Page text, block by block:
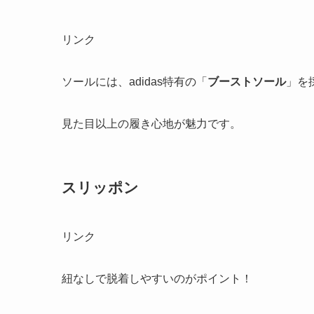
リンク
ソールには、adidas特有の「 ブーストソール」を
見た目以上の履き心地が魅力です。
スリッポン
リンク
紐なしで脱着しやすいのがポイント！